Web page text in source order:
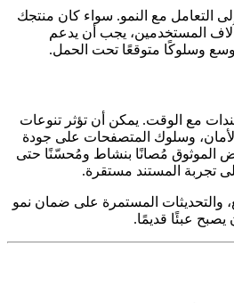
التعامل مع النمو. سواء كان منتجك
آلاف المستخدمين، يجب أن يدعم
وسلوكًا متوقعًا تحت الحمل.
مع الوقت. يمكن أن تؤثر تنوعات
الأمان، وسلوك المتصفحات على جودة
الموثوق مُصانًا بنشاط ومُحسّنًا حتى
تجربة المستند مستقرة.
والتحديثات المستمرة على ضمان نمو
عبئًا قديمًا.